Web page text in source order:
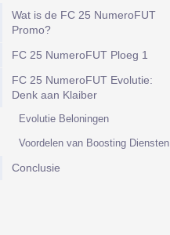
Wat is de FC 25 NumeroFUT
Promo?
FC 25 NumeroFUT Ploeg 1
FC 25 NumeroFUT Evolutie:
Denk aan Klaiber
Evolutie Beloningen
Voordelen van Boosting Diensten
Conclusie